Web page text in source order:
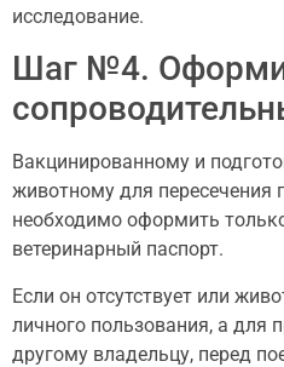
исследование.
Шаг №4.
Вакцинированному и
животному для пересечения
необходимо оформить
ветеринарный паспорт.
Если он отсутствует или
личного пользования, а для
другому владельцу, перед